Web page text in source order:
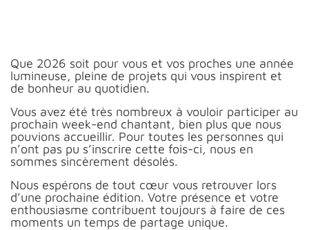
Que 2026 soit pour vous et vos proches une année
lumineuse, pleine de projets qui vous inspirent et
de bonheur au quotidien.
Vous avez été très nombreux à vouloir participer au
prochain week-end chantant, bien plus que nous
pouvions accueillir. Pour toutes les personnes qui
n’ont pas pu s’inscrire cette fois-ci, nous en
sommes sincèrement désolés.
Nous espérons de tout cœur vous retrouver lors
d’une prochaine édition. Votre présence et votre
enthousiasme contribuent toujours à faire de ces
moments un temps de partage unique.